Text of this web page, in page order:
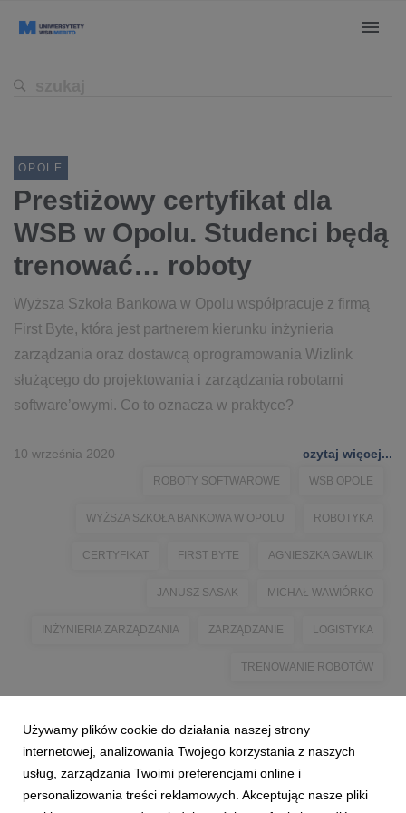
OPOLE
Prestiżowy certyfikat dla
WSB w Opolu. Studenci będą
trenować… roboty
Wyższa Szkoła Bankowa w Opolu współpracuje z firmą
First Byte, która jest partnerem kierunku inżynieria
zarządzania oraz dostawcą oprogramowania Wizlink
służącego do projektowania i zarządzania robotami
software’owymi. Co to oznacza w praktyce?
10 września 2020 czytaj więcej...
ROBOTY SOFTWAROWE WSB OPOLE
WYŻSZA SZKOŁA BANKOWA W OPOLU ROBOTYKA
CERTYFIKAT FIRST BYTE AGNIESZKA GAWLIK
JANUSZ SASAK MICHAŁ WAWIÓRKO
INŻYNIERIA ZARZĄDZANIA ZARZĄDZANIE LOGISTYKA
TRENOWANIE ROBOTÓW
Używamy plików cookie do działania naszej strony
internetowej, analizowania Twojego korzystania z naszych
usług, zarządzania Twoimi preferencjami online i
personalizowania treści reklamowych. Akceptując nasze pliki